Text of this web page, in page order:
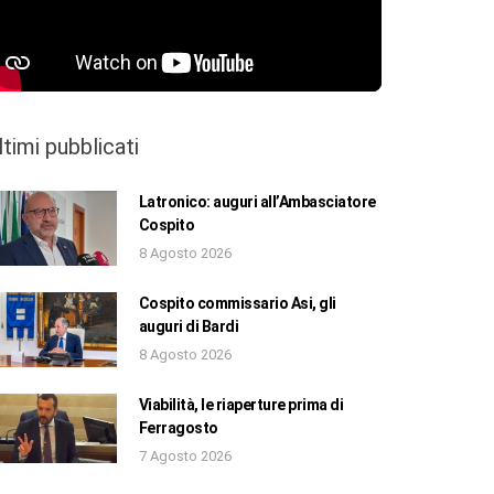
pubblicati
Latronico: auguri all’Ambasciatore
Cospito
8 Agosto 2026
Cospito commissario Asi, gli
auguri di Bardi
8 Agosto 2026
Viabilità, le riaperture prima di
Ferragosto
7 Agosto 2026